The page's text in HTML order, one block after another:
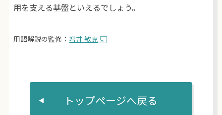
用を支える基盤といえるでしょう。
用語解説の監修：増井 敏克
トップページへ戻る